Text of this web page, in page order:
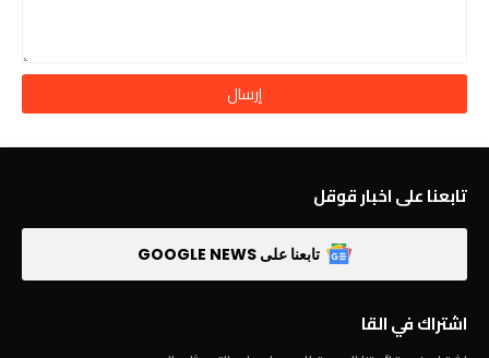
تابعنا على اخبار قوقل
تابعنا على GOOGLE NEWS
اشتراك في القا